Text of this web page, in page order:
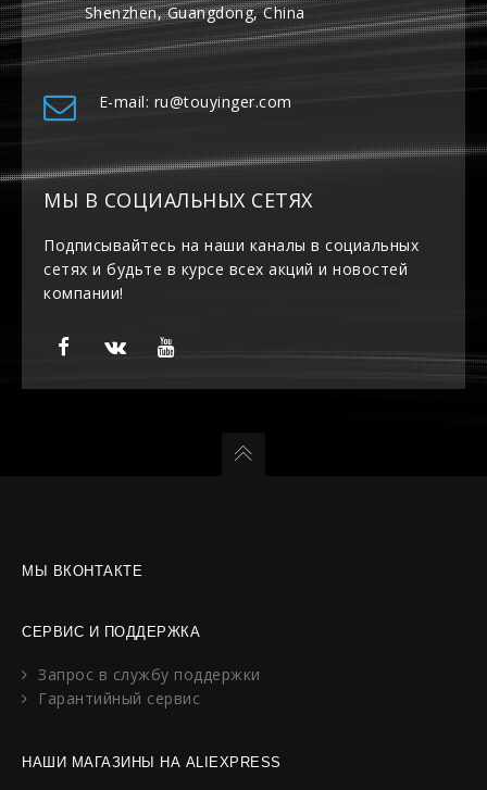
Shenzhen, Guangdong, China
E-mail: ru@touyinger.com
МЫ В СОЦИАЛЬНЫХ СЕТЯХ
Подписывайтесь на наши каналы в социальных
сетях и будьте в курсе всех акций и новостей
компании!
МЫ ВКОНТАКТЕ
СЕРВИС И ПОДДЕРЖКА
Запрос в службу поддержки
Гарантийный сервис
НАШИ МАГАЗИНЫ НА ALIEXPRESS